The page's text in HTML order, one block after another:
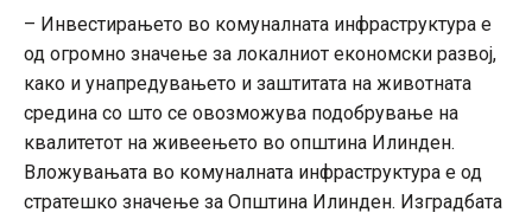
– Инвестирањето во комуналната инфраструктура е
од огромно значење за локалниот економски развој,
како и унапредувањето и заштитата на животната
средина со што се овозможува подобрување на
квалитетот на живеењето во општина Илинден.
Вложувањата во комуналната инфраструктура е од
стратешко значење за Општина Илинден. Изградбата